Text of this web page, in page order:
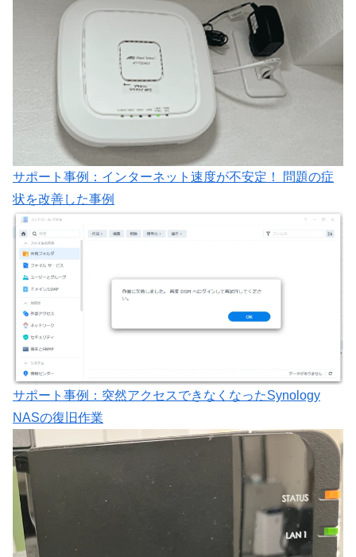
サポート事例：インターネット速度が不安定！ 問題の症
状を改善した事例
サポート事例：突然アクセスできなくなったSynology
NASの復旧作業